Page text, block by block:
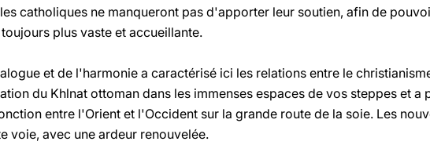
catholiques ne manqueront pas d'apporter leur soutien, afin de
plus vaste et accueillante.
et de l'harmonie a caractérisé ici les relations entre le
du Khlnat ottoman dans les immenses espaces de vos steppes et a
entre l'Orient et l'Occident sur la grande route de la soie. Les
voie, avec une ardeur renouvelée.